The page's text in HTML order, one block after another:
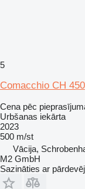
5
Comacchio CH 450
Cena pēc
Urbšanas iekārta
2023
500 m/st
Vācija,
M2 GmbH
Sazināties ar